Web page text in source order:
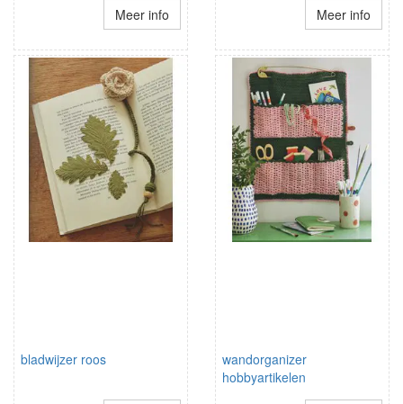
Meer info Meer info
bladwijzer roos
wandorganizer
hobbyartikelen